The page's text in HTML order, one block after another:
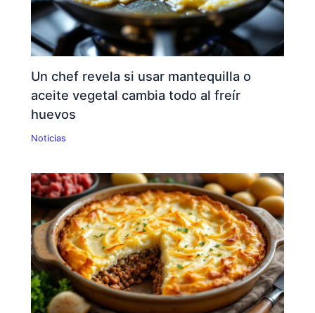
Un chef revela si usar mantequilla o
aceite vegetal cambia todo al freír
huevos
Noticias